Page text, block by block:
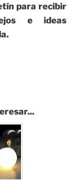
para recibir
e ideas